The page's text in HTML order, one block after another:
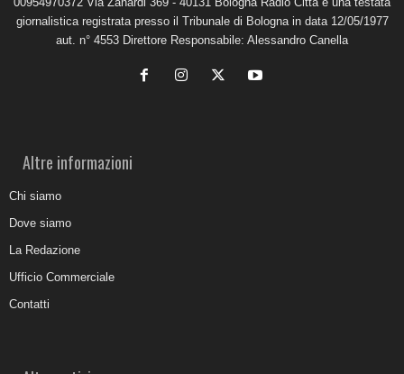
giornalistica registrata presso il Tribunale di Bologna in data 12/05/1977
aut. n° 4553 Direttore Responsabile: Alessandro Canella
Altre informazioni
Chi siamo
Dove siamo
La Redazione
Ufficio Commerciale
Contatti